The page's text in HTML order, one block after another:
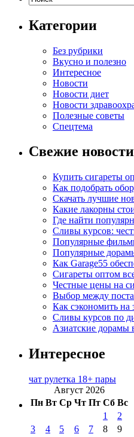
Категории
Без рубрики
Вкусно и полезно
Интересное
Новости
Новости диет
Новости
Полезные советы
Спецтема
Свежие новости
Купить сигареты
Как подобрать
Скачать лучшие
Какие лакорны
Где найти
Сливы курсов:
Популярные
Популярные
Как Garage55
Сигареты оптом
Честные цены на
Выбор между
Как сэкономить на
Сливы курсов по
Азиатские дорамы
Интересное
чат рулетка 18+ пары
Август 2026
Пн Вт Ср Чт Пт Сб Вс
1
2
3
4 5 6 7 8 9